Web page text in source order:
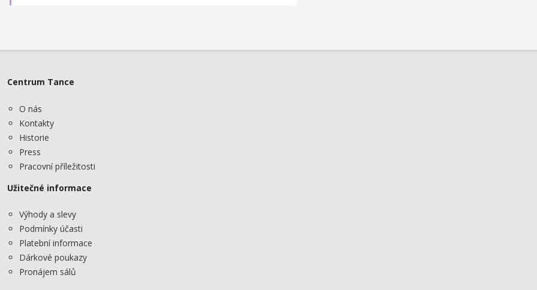
Centrum Tance
O nás
Kontakty
Historie
Press
Pracovní příležitosti
Užitečné informace
Výhody a slevy
Podmínky účasti
Platební informace
Dárkové poukazy
Pronájem sálů